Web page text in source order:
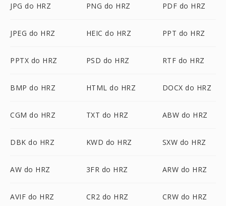
JPG do HRZ PNG do HRZ PDF do HRZ
JPEG do HRZ HEIC do HRZ PPT do HRZ
PPTX do HRZ PSD do HRZ RTF do HRZ
BMP do HRZ HTML do HRZ DOCX do HRZ
CGM do HRZ TXT do HRZ ABW do HRZ
DBK do HRZ KWD do HRZ SXW do HRZ
AW do HRZ 3FR do HRZ ARW do HRZ
AVIF do HRZ CR2 do HRZ CRW do HRZ